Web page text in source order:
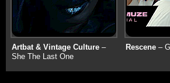
Artbat & Vintage Culture–
She The Last One
Rescene–